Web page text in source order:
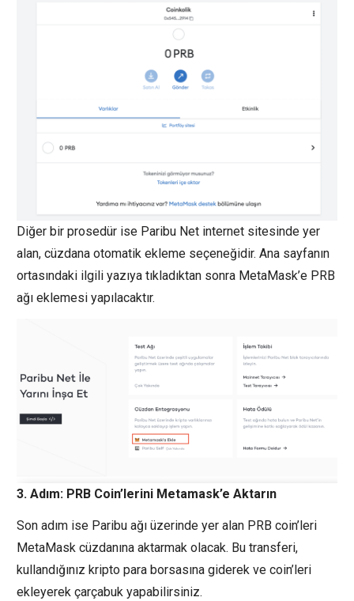
Diğer bir prosedür ise Paribu Net internet sitesinde yer
alan, cüzdana otomatik ekleme seçeneğidir. Ana sayfanın
ortasındaki ilgili yazıya tıkladıktan sonra MetaMask’e PRB
ağı eklemesi yapılacaktır.
3. Adım: PRB Coin’lerini Metamask’e Aktarın
Son adım ise Paribu ağı üzerinde yer alan PRB coin’leri
MetaMask cüzdanına aktarmak olacak. Bu transferi,
kullandığınız kripto para borsasına giderek ve coin’leri
ekleyerek çarçabuk yapabilirsiniz.